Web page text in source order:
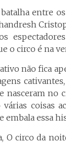
entre
o circo é na
não fica
nasceram no
várias coisas
embala essa
O circo da